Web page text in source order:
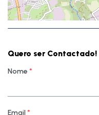
Quero ser Contactado!
Nome *
Email*